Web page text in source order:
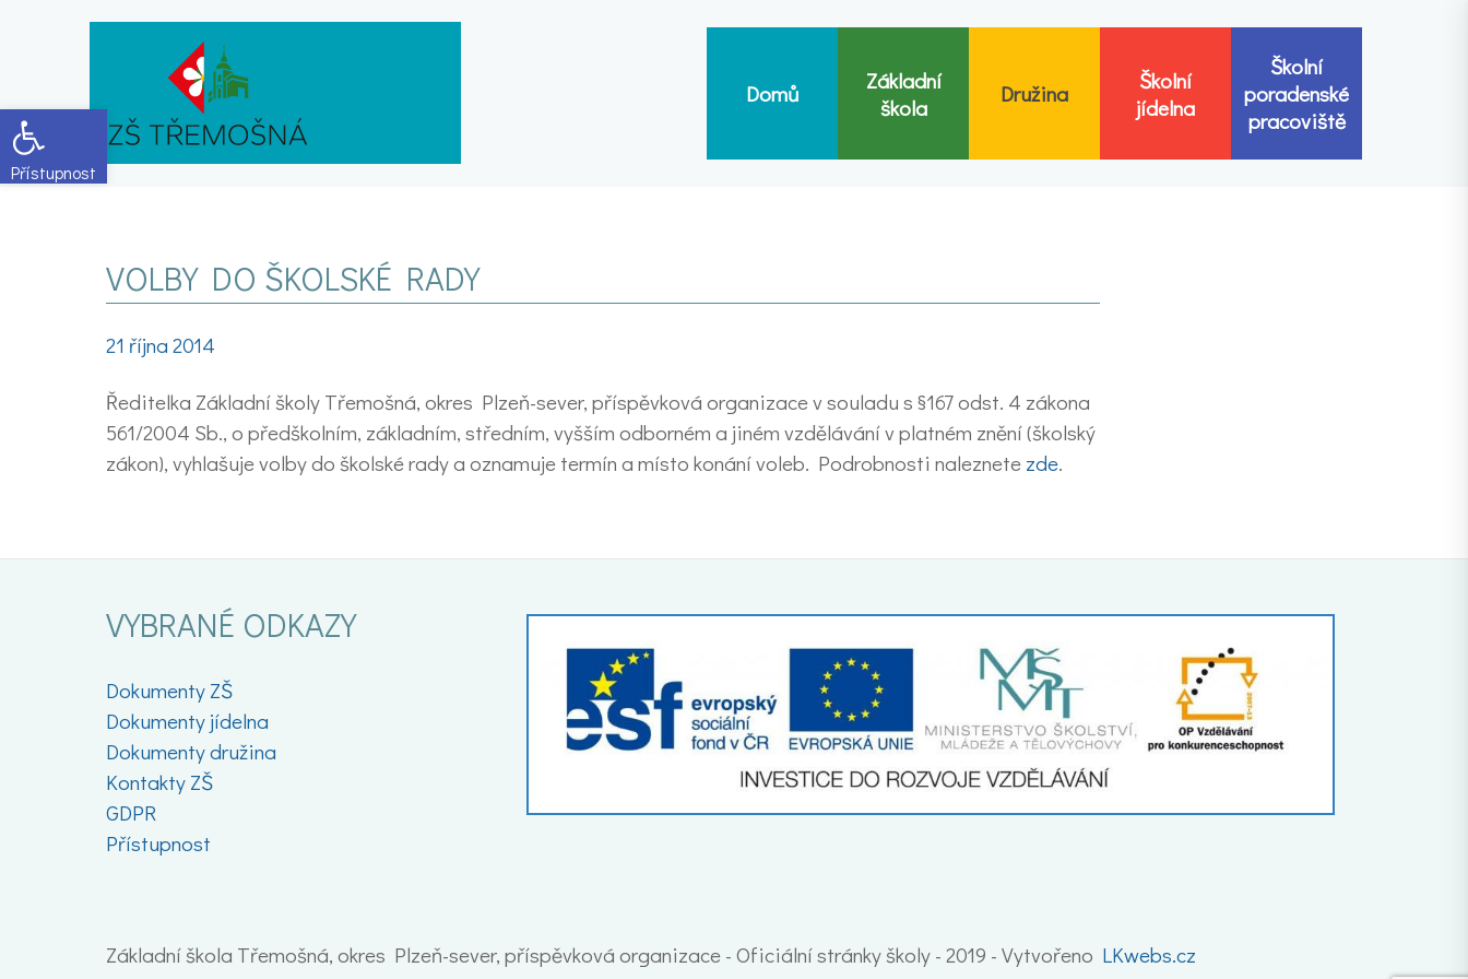
Open toolbar
Domů
Základní
škola
Družina
Školní
jídelna
Školní
poradenské
pracoviště
VOLBY DO ŠKOLSKÉ RADY
21 října 2014
Ředitelka Základní školy Třemošná, okres Plzeň-sever, příspěvková organizace v souladu s §167 odst. 4 zákona
561/2004 Sb., o předškolním, základním, středním, vyšším odborném a jiném vzdělávání v platném znění (školský
zákon), vyhlašuje volby do školské rady a oznamuje termín a místo konání voleb. Podrobnosti naleznete zde.
VYBRANÉ ODKAZY
Dokumenty ZŠ
Dokumenty jídelna
Dokumenty družina
Kontakty ZŠ
GDPR
Přístupnost
Základní škola Třemošná, okres Plzeň-sever, příspěvková organizace - Oficiální stránky školy - 2019 - Vytvořeno LKwebs.cz